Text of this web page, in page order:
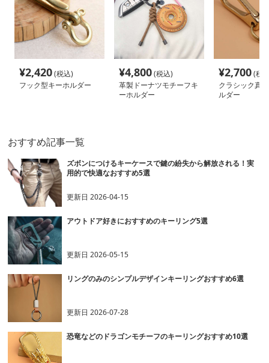
¥2,420(税込)
フック型キーホルダー
¥4,800(税込)
革製ドーナツモチーフキ
ーホルダー
¥2,700(税
クラシック真
ルダー
おすすめ記事一覧
ズボンにつけるキーケースで鍵の紛失から解放される！実
用的で快適なおすすめ5選
更新日2026-04-15
アウトドア好きにおすすめのキーリング5選
更新日2026-05-15
リングのみのシンプルデザインキーリングおすすめ6選
更新日2026-07-28
恐竜などのドラゴンモチーフのキーリングおすすめ10選